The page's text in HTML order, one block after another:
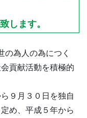
します。
為人の為につく
貢献活動を積極的
９月３０日を独自
め、平成５年から